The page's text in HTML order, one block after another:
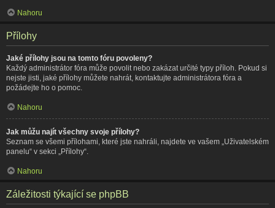
Nahoru
Přílohy
Jaké přílohy jsou na tomto fóru povoleny?
Každý administrátor fóra může povolit nebo zakázat určité typy příloh. Pokud si
nejste jisti, jaké přílohy můžete nahrát, kontaktujte administrátora fóra a
požádejte ho o pomoc.
Nahoru
Jak můžu najít všechny svoje přílohy?
Seznam se všemi přílohami, které jste nahráli, najdete ve vašem „Uživatelském
panelu“ v sekci „Přílohy“.
Nahoru
Záležitosti týkající se phpBB